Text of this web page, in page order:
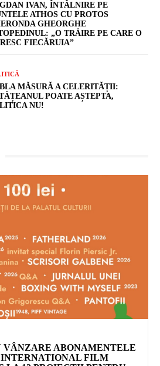
IVAN, ÎNTÂLNIRE PE
ATHOS CU PROTOS
GHEORGHE
„O TRĂIRE PE CARE O
FIECĂRUIA”
MĂSURĂ A CELERITĂȚII:
POATE AȘTEPTA,
NU!
VÂNZARE ABONAMENTELE
INTERNATIONAL FILM